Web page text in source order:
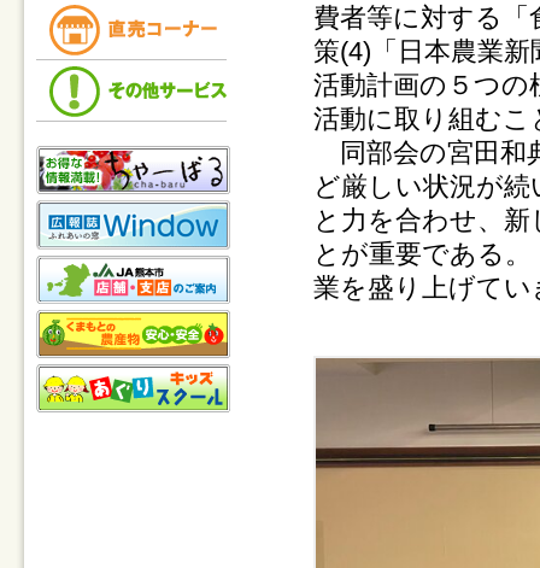
費者等に対する「
策(4)「日本農業
活動計画の５つの
活動に取り組む
同部会の宮田和
ど厳しい状況が
と力を合わせ、
とが重要である
業を盛り上げて